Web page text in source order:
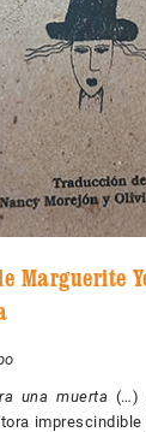
Marguerite
una muerta (…)